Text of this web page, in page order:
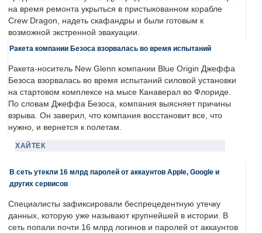
на время ремонта укрыться в пристыкованном корабле
Crew Dragon, надеть скафандры и были готовым к
возможной экстренной эвакуации.
Ракета компании Безоса взорвалась во время испытаний
Ракета-носитель New Glenn компании Blue Origin Джеффа
Безоса взорвалась во время испытаний силовой установки
на стартовом комплексе на мысе Канаверал во Флориде.
По словам Джеффа Безоса, компания выясняет причины
взрыва. Он заверил, что компания восстановит все, что
нужно, и вернется к полетам.
ХАЙТЕК
В сеть утекли 16 млрд паролей от аккаунтов Apple, Google и
других сервисов
Специалисты зафиксировали беспрецедентную утечку
данных, которую уже называют крупнейшей в истории. В
сеть попали почти 16 млрд логинов и паролей от аккаунтов